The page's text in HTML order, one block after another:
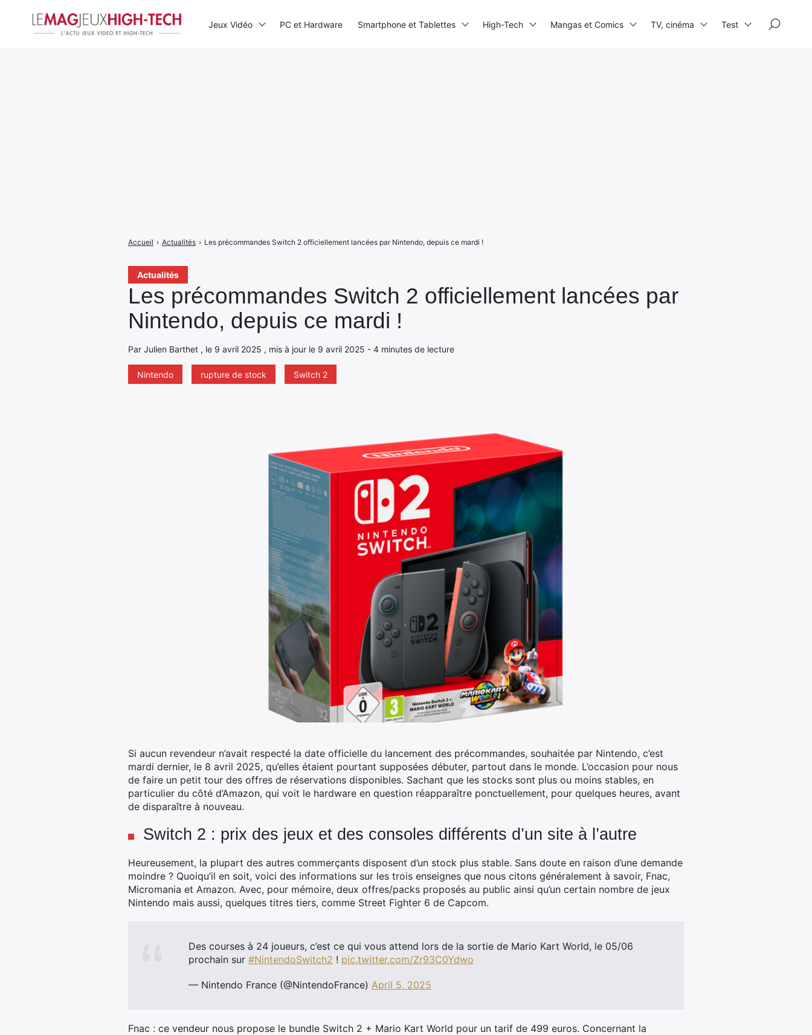
Actualités
Les précommandes Switch 2 officiellement lancées par
Nintendo, depuis ce mardi !
Par Julien Barthet , le 9 avril 2025 , mis à jour le 9 avril 2025 - 4 minutes de lecture
Nintendo rupture de stock Switch 2
Accueil › Actualités › Les précommandes Switch 2 officiellement lancées par Nintendo, depuis ce mardi !
Si aucun revendeur n’avait respecté la date officielle du lancement des précommandes, souhaitée par Nintendo, c’est
mardi dernier, le 8 avril 2025, qu’elles étaient pourtant supposées débuter, partout dans le monde. L’occasion pour nous
de faire un petit tour des offres de réservations disponibles. Sachant que les stocks sont plus ou moins stables, en
particulier du côté d’Amazon, qui voit le hardware en question réapparaître ponctuellement, pour quelques heures, avant
de disparaître à nouveau.
Switch 2 : prix des jeux et des consoles différents d’un site à l’autre
Heureusement, la plupart des autres commerçants disposent d’un stock plus stable. Sans doute en raison d’une demande
moindre ? Quoiqu’il en soit, voici des informations sur les trois enseignes que nous citons généralement à savoir, Fnac,
Micromania et Amazon. Avec, pour mémoire, deux offres/packs proposés au public ainsi qu’un certain nombre de jeux
Nintendo mais aussi, quelques titres tiers, comme Street Fighter 6 de Capcom.
Des courses à 24 joueurs, c’est ce qui vous attend lors de la sortie de Mario Kart World, le 05/06
prochain sur #NintendoSwitch2 ! pic.twitter.com/Zr93C0Ydwo
— Nintendo France (@NintendoFrance) April 5, 2025
Fnac : ce vendeur nous propose le bundle Switch 2 + Mario Kart World pour un tarif de 499 euros. Concernant la
Jeux Vidéo PC et Hardware Smartphone et Tablettes High-Tech Mangas et Comics TV, cinéma Test